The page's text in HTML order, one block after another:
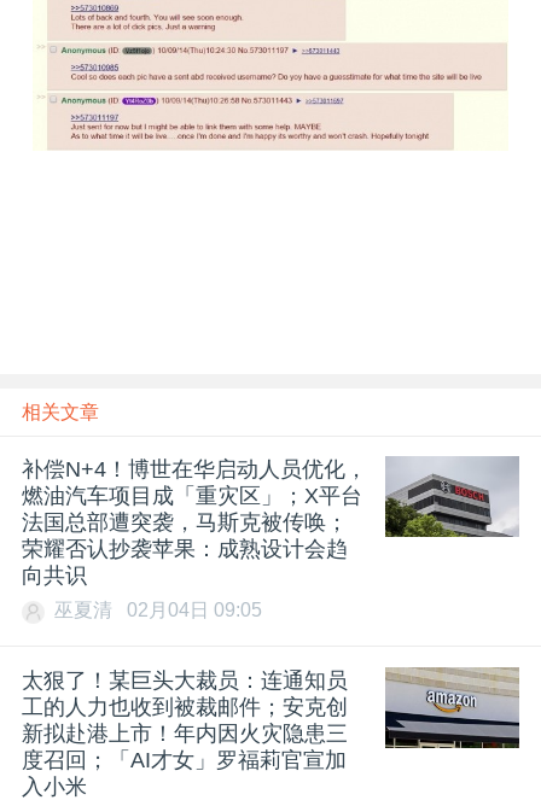
相关文章
补偿N+4！博世在华启动人员优化，
燃油汽车项目成「重灾区」；X平台
法国总部遭突袭，马斯克被传唤；
荣耀否认抄袭苹果：成熟设计会趋
向共识
巫夏清 02月04日 09:05
太狠了！某巨头大裁员：连通知员
工的人力也收到被裁邮件；安克创
新拟赴港上市！年内因火灾隐患三
度召回；「AI才女」罗福莉官宣加
入小米